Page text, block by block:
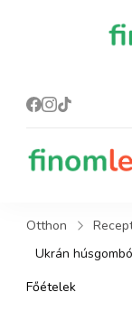
Otthon
Ukrán
Főételek